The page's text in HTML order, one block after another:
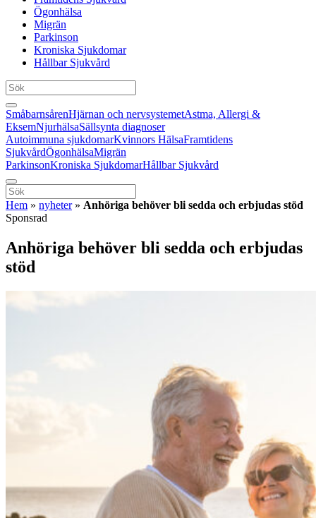
Ögonhälsa
Migrän
Parkinson
Kroniska Sjukdomar
Hållbar Sjukvård
SmåbarnsårenHjärnan och nervsystemetAstma, Allergi &
EksemNjurhälsaSällsynta diagnoser
Autoimmuna sjukdomarKvinnors HälsaFramtidens
SjukvårdÖgonhälsaMigrän
ParkinsonKroniska SjukdomarHållbar Sjukvård
Hem » nyheter» Anhöriga behöver bli sedda och erbjudas stöd
Sponsrad
Anhöriga behöver bli sedda och erbjudas
stöd